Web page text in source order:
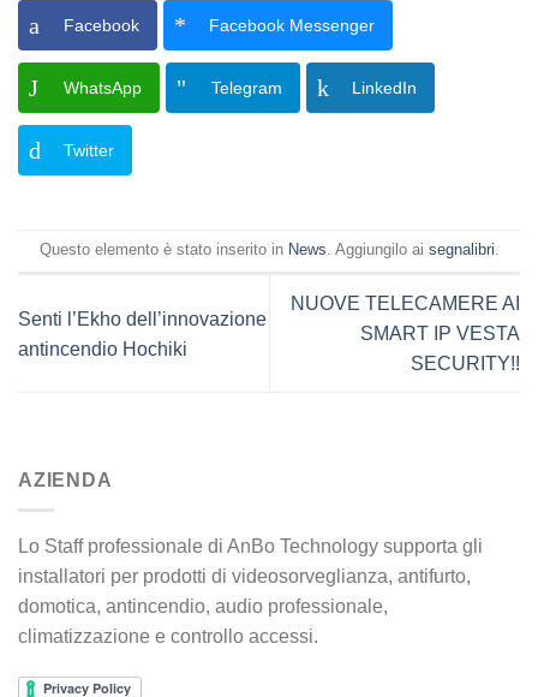
Facebook Facebook Messenger
WhatsApp Telegram LinkedIn
Twitter
Questo elemento è stato inserito in News. Aggiungilo ai segnalibri.
Senti l’Ekho dell’innovazione
antincendio Hochiki
NUOVE TELECAMERE AI
SMART IP VESTA
SECURITY!!
AZIENDA
Lo Staff professionale di AnBo Technology supporta gli
installatori per prodotti di videosorveglianza, antifurto,
domotica, antincendio, audio professionale,
climatizzazione e controllo accessi.